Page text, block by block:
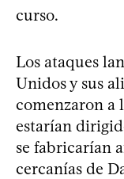
curso.
Los ataques
Unidos y sus
comenzaron a
estarían
se fabricarían
cercanías de